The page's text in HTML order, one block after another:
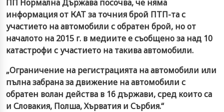
ПП Нормална Държава посочва, че няма
информация от КАТ за точния брой ПТП-та с
участието на автомобили с обратен брой, но от
началото на 2015 г. в медиите е съобщено за над 10
катастрофи с участието на такива автомобили.
„Ограничение на регистрацията на автомобили или
пълна забрана за движение на автомобили с
обратен волан действа в 16 държави, сред които са
и Словакия, Полша, Хърватия и Сърбия.“